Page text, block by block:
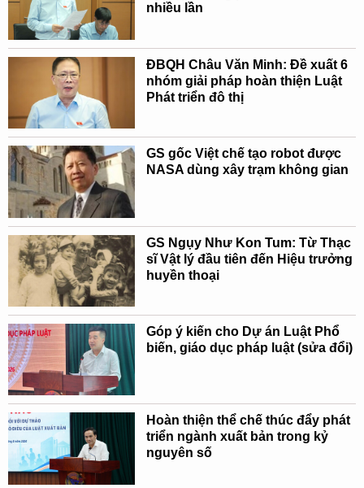
nhiều lần
ĐBQH Châu Văn Minh: Đề xuất 6
nhóm giải pháp hoàn thiện Luật
Phát triển đô thị
GS gốc Việt chế tạo robot được
NASA dùng xây trạm không gian
GS Ngụy Như Kon Tum: Từ Thạc
sĩ Vật lý đầu tiên đến Hiệu trưởng
huyền thoại
Góp ý kiến cho Dự án Luật Phổ
biến, giáo dục pháp luật (sửa đổi)
Hoàn thiện thể chế thúc đẩy phát
triển ngành xuất bản trong kỷ
nguyên số